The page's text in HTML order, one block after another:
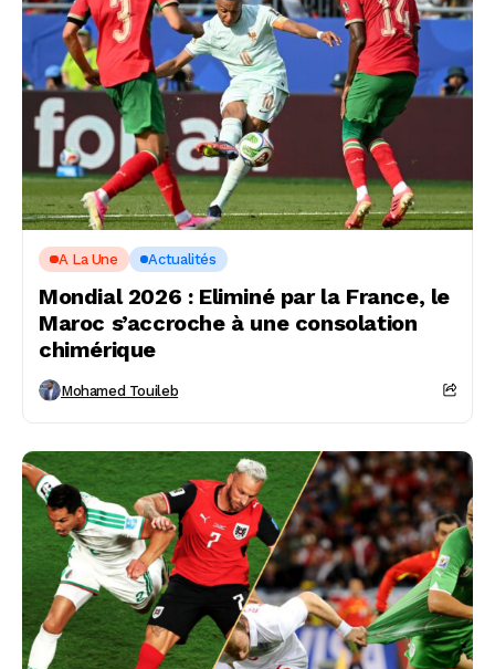
A La Une Actualités
Mondial 2026 : Eliminé par la France, le
Maroc s’accroche à une consolation
chimérique
Mohamed Touileb